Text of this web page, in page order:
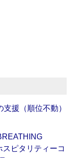
援（順位不動）
スピタリティーコ